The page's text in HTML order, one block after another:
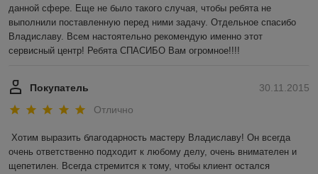
данной сфере. Еще не было такого случая, чтобы ребята не
выполнили поставленную перед ними задачу. Отдельное спасибо
Владиславу. Всем настоятельно рекомендую именно этот
сервисный центр! Ребята СПАСИБО Вам огромное!!!!
30.11.2015
Покупатель
Отлично
Хотим выразить благодарность мастеру Владиславу! Он всегда
очень ответственно подходит к любому делу, очень внимателен и
щепетилен. Всегда стремится к тому, чтобы клиент остался